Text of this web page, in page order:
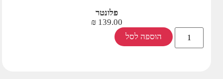
פלונטר
139.00
₪
הוספה לסל